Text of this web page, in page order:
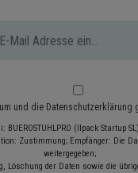
und die Datenschutzerklärung
(Ilpack Startup
Zustimmung; Empfänger: Die
weitergegeben;
Löschung der Daten sowie die